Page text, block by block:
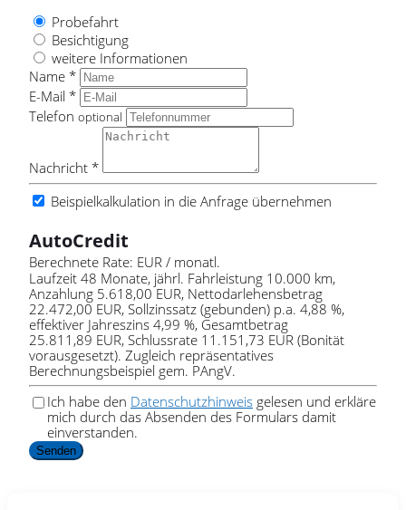
Tagfahrlicht
Probefahrt
Besichtigung
weitere Informationen
Name *
E-Mail *
Telefon optional
Nachricht *
Beispielkalkulation in die Anfrage übernehmen
AutoCredit
Berechnete Rate: EUR / monatl.
Laufzeit 48 Monate, jährl. Fahrleistung 10.000 km,
Anzahlung 5.618,00 EUR, Nettodarlehensbetrag
22.472,00 EUR, Sollzinssatz (gebunden) p.a. 4,88 %,
effektiver Jahreszins 4,99 %, Gesamtbetrag
25.811,89 EUR, Schlussrate 11.151,73 EUR (Bonität
vorausgesetzt). Zugleich repräsentatives
Berechnungsbeispiel gem. PAngV.
Ich habe den Datenschutzhinweis gelesen und erkläre
mich durch das Absenden des Formulars damit
einverstanden.
Senden